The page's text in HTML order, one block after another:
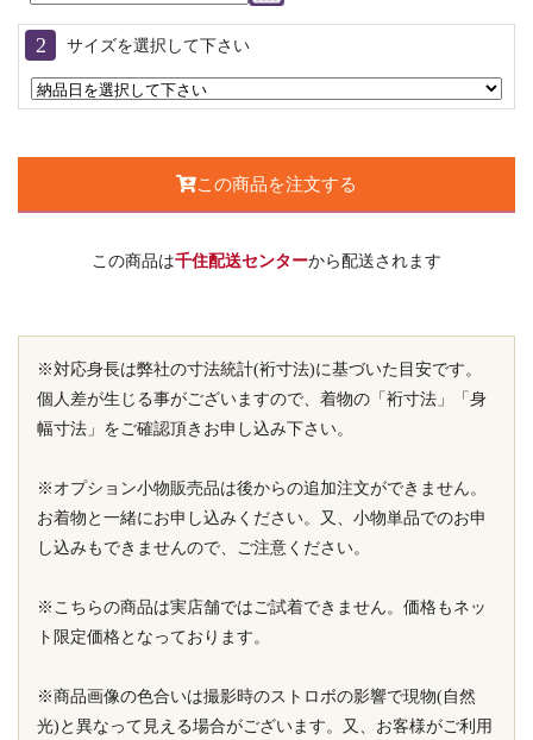
サイズを選択して下さい
この商品を注文する
この商品は千住配送センターから配送されます
※対応身長は弊社の寸法統計(裄寸法)に基づいた目安です。
個人差が生じる事がございますので、着物の「裄寸法」「身
幅寸法」をご確認頂きお申し込み下さい。
※オプション小物販売品は後からの追加注文ができません。
お着物と一緒にお申し込みください。又、小物単品でのお申
し込みもできませんので、ご注意ください。
※こちらの商品は実店舗ではご試着できません。価格もネッ
ト限定価格となっております。
※商品画像の色合いは撮影時のストロボの影響で現物(自然
光)と異なって見える場合がございます。又、お客様がご利用